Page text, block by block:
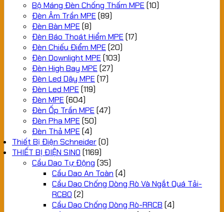
Bộ Máng Đèn Chống Thấm MPE (10)
Đèn Âm Trần MPE (89)
Đèn Bàn MPE (8)
Đèn Báo Thoát Hiểm MPE (17)
Đèn Chiếu Điểm MPE (20)
Đèn Downlight MPE (103)
Đèn High Bay MPE (27)
Đèn Led Dây MPE (17)
Đèn Led MPE (119)
Đèn MPE (604)
Đèn Ốp Trần MPE (47)
Đèn Pha MPE (50)
Đèn Thả MPE (4)
Thiết Bị Điện Schneider(0)
THIẾT BỊ ĐIỆN SINO (1169)
Cầu Dao Tự Động (35)
Cầu Dao An Toàn (4)
Cầu Dao Chống Dòng Rò Và Ngắt Quá Tải-
RCBO (2)
Cầu Dao Chống Dòng Rò-RRCB (4)